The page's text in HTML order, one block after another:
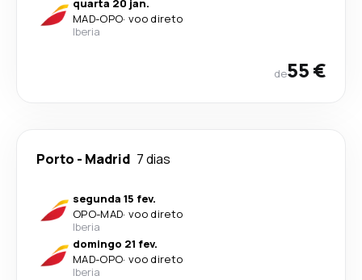
quarta 20 jan.
MAD-OPO· voo direto
Iberia
de55 €
Porto - Madrid 7 dias
segunda 15 fev.
OPO-MAD· voo direto
Iberia
domingo 21 fev.
MAD-OPO· voo direto
Iberia